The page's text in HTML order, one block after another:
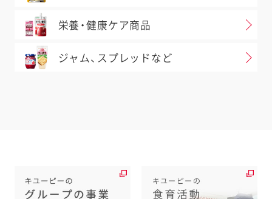
栄養・健康ケア商品
ジャム、スプレッドなど